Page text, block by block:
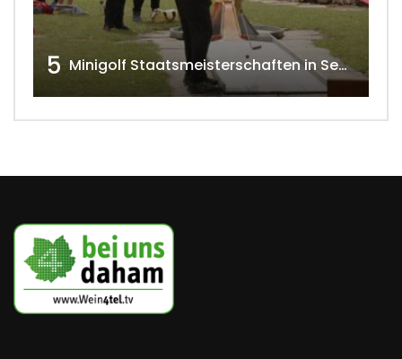
5 Minigolf Staatsmeisterschaften in Seefeld-Kadolz w4tv174